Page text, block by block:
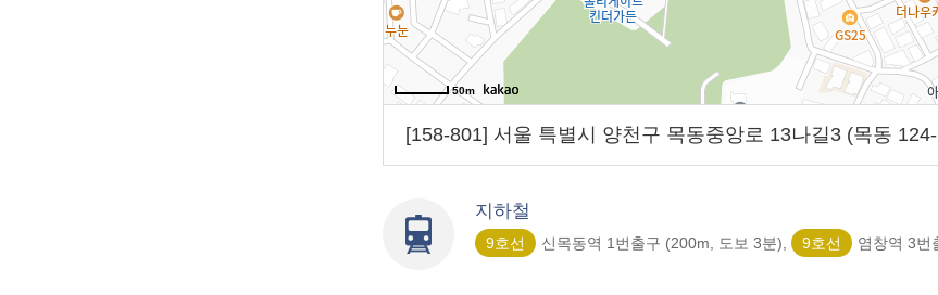
50m
[158-801] 서울 특별시 양천구 목동중앙로 13나길3 (목동
지하철
9호선 신목동역 1번출구 (200m, 도보 3분), 9호선 염창역 3번